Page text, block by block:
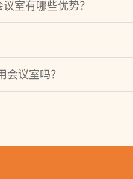
室有哪些优势？
会议室吗？